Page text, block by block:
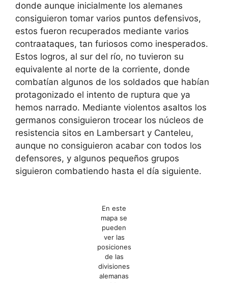
donde aunque inicialmente los alemanes
consiguieron tomar varios puntos defensivos,
estos fueron recuperados mediante varios
contraataques, tan furiosos como inesperados.
Estos logros, al sur del río, no tuvieron su
equivalente al norte de la corriente, donde
combatían algunos de los soldados que habían
protagonizado el intento de ruptura que ya
hemos narrado. Mediante violentos asaltos los
germanos consiguieron trocear los núcleos de
resistencia sitos en Lambersart y Canteleu,
aunque no consiguieron acabar con todos los
defensores, y algunos pequeños grupos
siguieron combatiendo hasta el día siguiente.
En este
mapa se
pueden
ver las
posiciones
de las
divisiones
alemanas